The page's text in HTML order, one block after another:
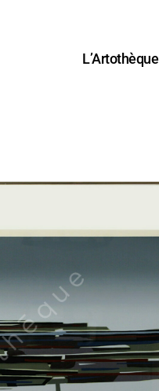
L’Artothèque